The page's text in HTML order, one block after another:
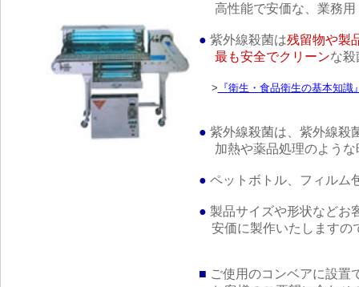
高性能で安価な、業務用
● 紫外線殺菌は残留物や製
最も安全でクリーンな殺
> 『衛生・食品衛生の基本知識
● 紫外線殺菌は、紫外線殺
加熱や薬品処理のような
● ペットボトル、フィルム
● 製品サイズや形状などお
安価に製作いたしますの
■ ご使用のコンベアに設置